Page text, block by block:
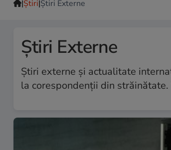
|Ştiri|Știri Externe
Știri Externe
Știri externe și actualitate
la corespondenții din